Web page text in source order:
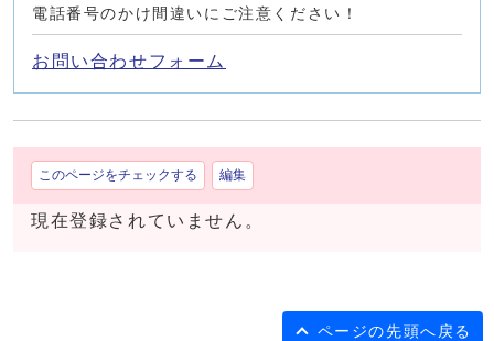
電話番号のかけ間違いにご注意ください！
お問い合わせフォーム
このページをチェックする 編集
現在登録されていません。
ページの先頭へ戻る